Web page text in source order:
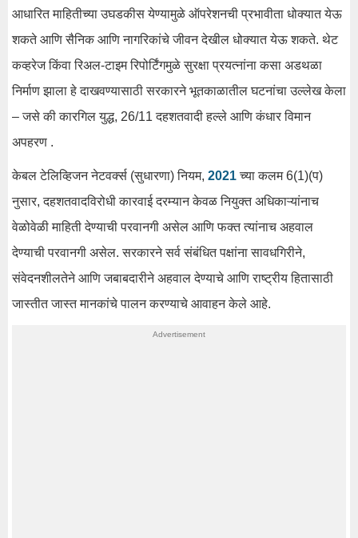
आधारित माहितीच्या उघडकीस येण्यामुळे ऑपरेशनची प्रभावीता धोक्यात येऊ
शकते आणि सैनिक आणि नागरिकांचे जीवन देखील धोक्यात येऊ शकते. थेट
कव्हरेज किंवा रिअल-टाइम रिपोर्टिंगमुळे सुरक्षा प्रयत्नांना कसा अडथळा
निर्माण झाला हे दाखवण्यासाठी सरकारने भूतकाळातील घटनांचा उल्लेख केला
– जसे की कारगिल युद्ध, 26/11 दहशतवादी हल्ले आणि कंधार विमान
अपहरण .
केबल टेलिव्हिजन नेटवर्क्स (सुधारणा) नियम, 2021 च्या कलम 6(1)(प)
नुसार, दहशतवादविरोधी कारवाई दरम्यान केवळ नियुक्त अधिकाऱ्यांनाच
वेळोवेळी माहिती देण्याची परवानगी असेल आणि फक्त त्यांनाच अहवाल
देण्याची परवानगी असेल. सरकारने सर्व संबंधित पक्षांना सावधगिरीने,
संवेदनशीलतेने आणि जबाबदारीने अहवाल देण्याचे आणि राष्ट्रीय हितासाठी
जास्तीत जास्त मानकांचे पालन करण्याचे आवाहन केले आहे.